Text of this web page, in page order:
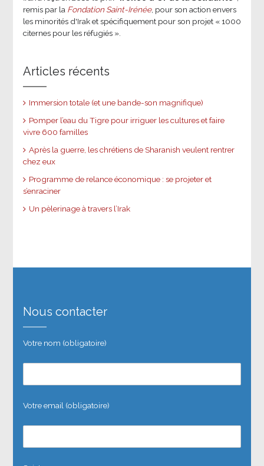
remis par la Fondation Saint-Irénée, pour son action envers
les minorités d'Irak et spécifiquement pour son projet « 1000
citernes pour les réfugiés ».
Articles récents
Immersion totale (et une bande-son magnifique)
Pomper l’eau du Tigre pour irriguer les cultures et faire
vivre 600 familles
Après la guerre, les chrétiens de Sharanish veulent rentrer
chez eux
Programme de relance économique : se projeter et
s’enraciner
Un pèlerinage à travers l’Irak
Nous contacter
Votre nom (obligatoire)
Votre email (obligatoire)